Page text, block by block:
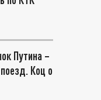
Путина –
Коц о